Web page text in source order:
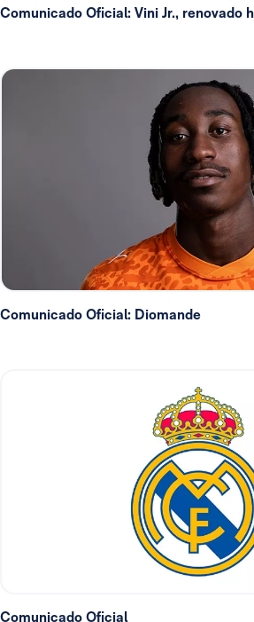
Comunicado Oficial: Vini Jr., renovado
Comunicado Oficial: Diomande
Comunicado Oficial